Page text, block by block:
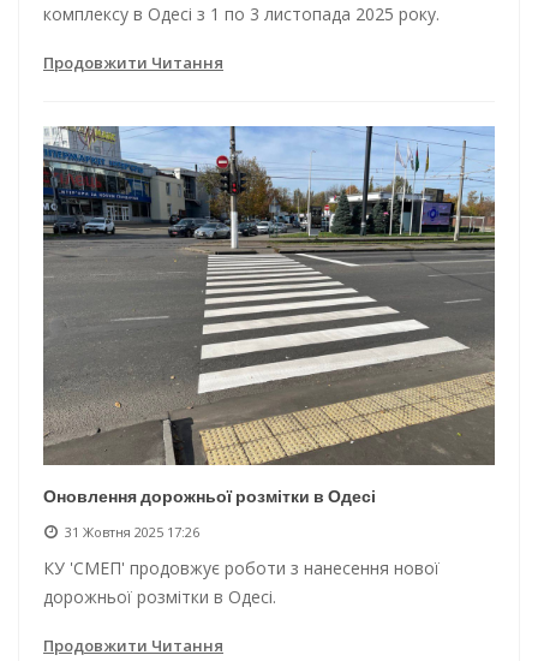
комплексу в Одесі з 1 по 3 листопада 2025 року.
Продовжити Читання
Оновлення дорожньої розмітки в Одесі
31 Жовтня 2025 17:26
КУ 'СМЕП' продовжує роботи з нанесення нової
дорожньої розмітки в Одесі.
Продовжити Читання